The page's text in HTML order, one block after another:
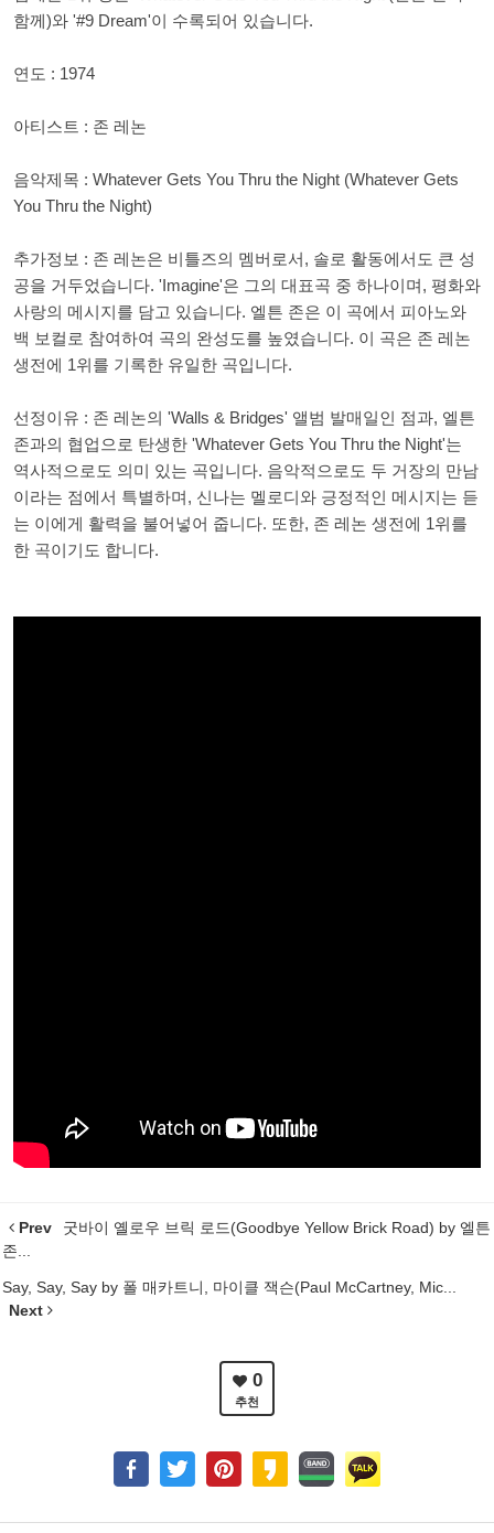
함께)와 '#9 Dream'이 수록되어 있습니다.
연도 : 1974
아티스트 : 존 레논
음악제목 : Whatever Gets You Thru the Night (Whatever Gets
You Thru the Night)
추가정보 : 존 레논은 비틀즈의 멤버로서, 솔로 활동에서도 큰 성
공을 거두었습니다. 'Imagine'은 그의 대표곡 중 하나이며, 평화와
사랑의 메시지를 담고 있습니다. 엘튼 존은 이 곡에서 피아노와
백 보컬로 참여하여 곡의 완성도를 높였습니다. 이 곡은 존 레논
생전에 1위를 기록한 유일한 곡입니다.
선정이유 : 존 레논의 'Walls & Bridges' 앨범 발매일인 점과, 엘튼
존과의 협업으로 탄생한 'Whatever Gets You Thru the Night'는
역사적으로도 의미 있는 곡입니다. 음악적으로도 두 거장의 만남
이라는 점에서 특별하며, 신나는 멜로디와 긍정적인 메시지는 듣
는 이에게 활력을 불어넣어 줍니다. 또한, 존 레논 생전에 1위를
한 곡이기도 합니다.
Prev
굿바이 옐로우 브릭 로드(Goodbye Yellow Brick Road) by 엘튼
존...
Say, Say, Say by 폴 매카트니, 마이클 잭슨(Paul McCartney, Mic...
Next
0
추천